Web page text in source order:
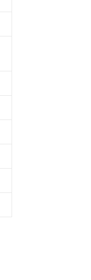
は出荷製品に未対応品が
り、2022年1月12日よ